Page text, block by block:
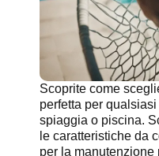
Scoprite come
perfetta per
spiaggia o piscina.
le caratteristiche da
per la manutenzione